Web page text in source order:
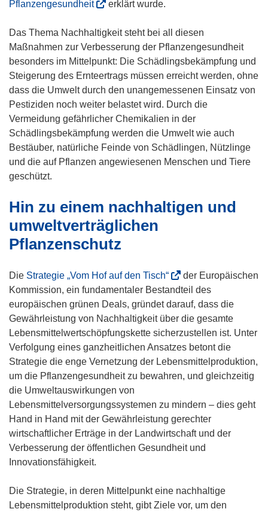
Pflanzengesundheit(
f
f
n
e
t
i
n
n
e
u
F
e
n
s
e
r
)
erklärt wurde.
Das Thema Nachhaltigkeit steht bei all diesen
Maßnahmen zur Verbesserung der Pflanzengesundheit
besonders im Mittelpunkt: Die Schädlingsbekämpfung und
Steigerung des Ernteertrags müssen erreicht werden, ohne
dass die Umwelt durch den unangemessenen Einsatz von
Pestiziden noch weiter belastet wird. Durch die
Vermeidung gefährlicher Chemikalien in der
Schädlingsbekämpfung werden die Umwelt wie auch
Bestäuber, natürliche Feinde von Schädlingen, Nützlinge
und die auf Pflanzen angewiesenen Menschen und Tiere
geschützt.
Hin zu einem nachhaltigen und
umweltverträglichen
Pflanzenschutz
Die Strategie „Vom Hof auf den Tisch“(
ö
f
f
n
e
t
i
n
e
u
e
e
n
der Europäischen
Kommission, ein fundamentaler Bestandteil des
europäischen grünen Deals, gründet darauf, dass die
Gewährleistung von Nachhaltigkeit über die gesamte
Lebensmittelwertschöpfungskette sicherzustellen ist. Unter
Verfolgung eines ganzheitlichen Ansatzes betont die
Strategie die enge Vernetzung der Lebensmittelproduktion,
um die Pflanzengesundheit zu bewahren, und gleichzeitig
die Umweltauswirkungen von
Lebensmittelversorgungssystemen zu mindern – dies geht
Hand in Hand mit der Gewährleistung gerechter
wirtschaftlicher Erträge in der Landwirtschaft und der
Verbesserung der öffentlichen Gesundheit und
Innovationsfähigkeit.
Die Strategie, in deren Mittelpunkt eine nachhaltige
Lebensmittelproduktion steht, gibt Ziele vor, um den